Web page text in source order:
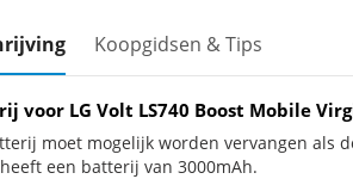
Koopgidsen & Tips
voor LG Volt LS740 Boost Mobile
moet mogelijk worden vervangen als
een batterij van 3000mAh.